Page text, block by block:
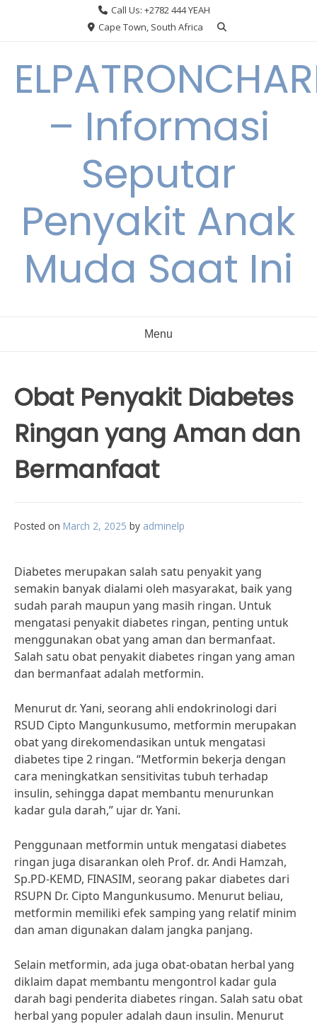
Call Us: +2782 444 YEAH
Cape Town, South Africa
– Informasi
Seputar
Penyakit Anak
Muda Saat Ini
Menu
Obat Penyakit Diabetes
Ringan yang Aman dan
Bermanfaat
Posted on March 2, 2025 by adminelp
Diabetes merupakan salah satu penyakit yang
semakin banyak dialami oleh masyarakat, baik yang
sudah parah maupun yang masih ringan. Untuk
mengatasi penyakit diabetes ringan, penting untuk
menggunakan obat yang aman dan bermanfaat.
Salah satu obat penyakit diabetes ringan yang aman
dan bermanfaat adalah metformin.
Menurut dr. Yani, seorang ahli endokrinologi dari
RSUD Cipto Mangunkusumo, metformin merupakan
obat yang direkomendasikan untuk mengatasi
diabetes tipe 2 ringan. “Metformin bekerja dengan
cara meningkatkan sensitivitas tubuh terhadap
insulin, sehingga dapat membantu menurunkan
kadar gula darah,” ujar dr. Yani.
Penggunaan metformin untuk mengatasi diabetes
ringan juga disarankan oleh Prof. dr. Andi Hamzah,
Sp.PD-KEMD, FINASIM, seorang pakar diabetes dari
RSUPN Dr. Cipto Mangunkusumo. Menurut beliau,
metformin memiliki efek samping yang relatif minim
dan aman digunakan dalam jangka panjang.
Selain metformin, ada juga obat-obatan herbal yang
diklaim dapat membantu mengontrol kadar gula
darah bagi penderita diabetes ringan. Salah satu obat
herbal yang populer adalah daun insulin. Menurut